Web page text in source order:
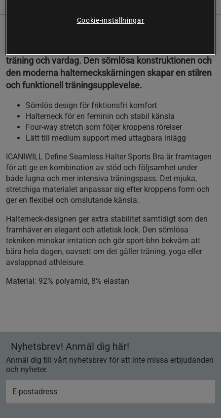
träning och vardag. Den sömlösa konstruktionen och
den moderna halterneckskärningen skapar en stilren
och funktionell träningsupplevelse.
Sömlös design för friktionsfri komfort
Halterneck för en feminin och stabil känsla
Four-way stretch som följer kroppens rörelser
Lätt till medium support med uttagbara inlägg
ICANIWILL Define Seamless Halter Sports Bra är framtagen
för att ge en kombination av stöd och följsamhet under
både lugna och mer intensiva träningspass. Det mjuka,
stretchiga materialet anpassar sig efter kroppens form och
ger en flexibel och omslutande känsla.
Halterneck-designen ger extra stabilitet samtidigt som den
framhäver en elegant och atletisk look. Den sömlösa
tekniken minskar irritation och gör sport-bhn bekväm att
bära hela dagen, oavsett om det gäller träning, yoga eller
avslappnad athleisure.
Material: 92% polyamid, 8% elastan
Nyhetsbrev! Anmäl dig här!
Anmäl dig till vårt nyhetsbrev för att inte missa erbjudanden
och nyheter.
Cookie-inställningar